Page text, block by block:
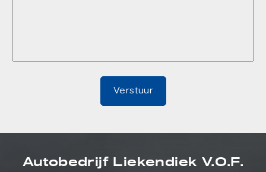
Verstuur
Autobedrijf Liekendiek V.O.F.